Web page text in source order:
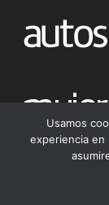
Usamos
experiencia